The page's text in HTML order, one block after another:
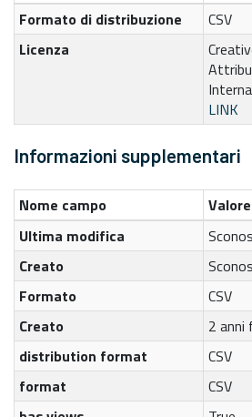
Formato di distribuzione
CSV
Licenza
LINK
Informazioni supplementari
Nome campo
Valore
Ultima modifica
Creato
Formato
CSV
Creato
2 anni
distribution format
CSV
format
CSV